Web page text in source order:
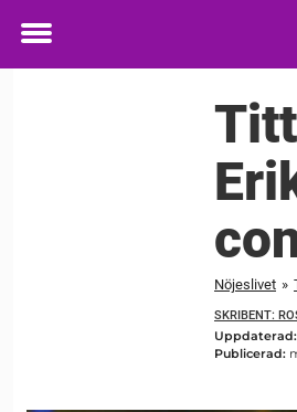
Toggle
Nöjeslivet »
SKRIBENT:
Uppdaterad:
Publicerad: